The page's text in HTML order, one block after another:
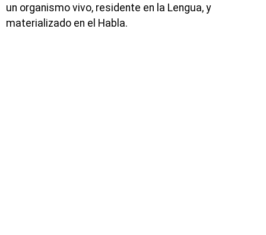
un organismo vivo, residente en la Lengua, y
materializado en el Habla.